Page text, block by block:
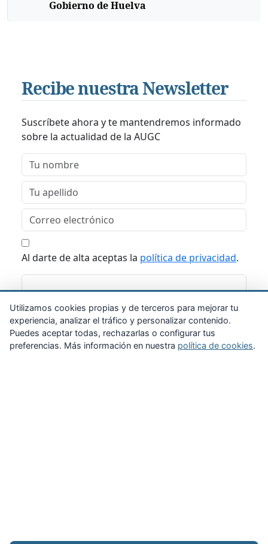
Gobierno de Huelva
Recibe nuestra Newsletter
Suscríbete ahora y te mantendremos informado
sobre la actualidad de la AUGC
Al darte de alta aceptas la política de privacidad.
Suscribirme
Utilizamos cookies propias y de terceros para mejorar tu
experiencia, analizar el tráfico y personalizar contenido.
Puedes aceptar todas, rechazarlas o configurar tus
preferencias. Más información en nuestra política de cookies.